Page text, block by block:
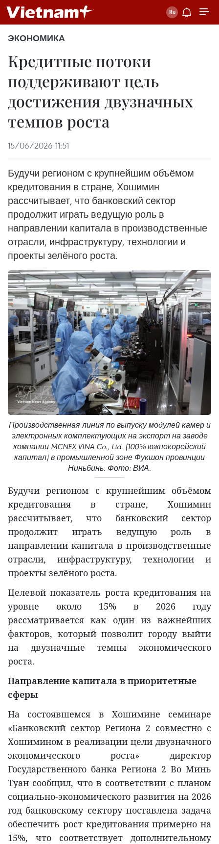
ЭКОНОМИКА
Кредитные потоки
поддерживают цель
достижения двузначных
темпов роста
15/06/2026 11:51
Будучи регионом с крупнейшим объёмом
кредитования в стране, Хошимин
рассчитывает, что банковский сектор
продолжит играть ведущую роль в
направлении капитала в производственные
отрасли, инфраструктуру, технологии и
проекты зелёного роста.
Производственная линия по выпуску модулей камер и
электронных комплектующих на экспорт на заводе
компании MCNEX VINA Co., Ltd. (100% южнокорейский
капитал) в промышленной зоне Фукшон провинции
Ниньбинь. Фото: ВИА.
Будучи регионом с крупнейшим объёмом
кредитования в стране, Хошимин
рассчитывает, что банковский сектор
продолжит играть ведущую роль в
направлении капитала в производственные
отрасли, инфраструктуру, технологии и
проекты зелёного роста.
Целевой показатель роста кредитования на
уровне около 15% в 2026 году
рассматривается как один из важнейших
факторов, который позволит городу выйти
на двузначные темпы экономического
роста.
Направление капитала в приоритетные
сферы
На состоявшемся в Хошимине семинаре
«Банковский сектор Региона 2 совместно с
Хошимином в реализации цели двузначного
экономического роста» директор
Государственного банка Региона 2 Во Минь
Туан сообщил, что в соответствии с планом
социально-экономического развития на 2026
год банковскому сектору поставлена задача
обеспечить рост кредитования примерно на
15%, что соответствует дополнительному